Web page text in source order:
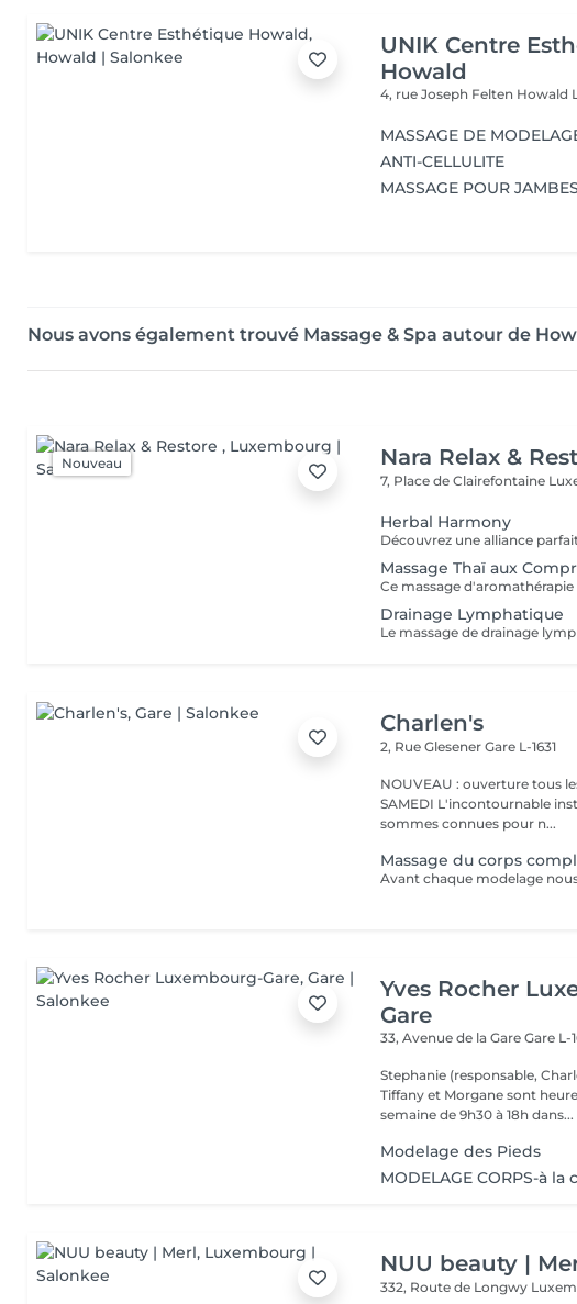
UNIK Centre
Howald
4, rue Joseph Felten Howald
MASSAGE DE
ANTI-CELLULITE
MASSAGE POUR
Nous avons également trouvé Massage & Spa autour de
Nouveau Nara Relax &
7, Place de Clairefontaine
Herbal Harmony
Massage Thaï aux
Drainage Lymphatique
Charlen's
2, Rue GlesenerGare L-1631
NOUVEAU : ouverture tous
SAMEDI L'incontournable institut de beauté à Luxembourg. Nous
sommes connues pour n...
Massage du corps
Yves Rocher
Gare
33, Avenue de la GareGare L-
Stephanie (responsable,
Tiffany et Morgane sont
semaine de 9h30 à 18h dans...
Modelage des Pieds
MODELAGE CORPS-à la
NUU beauty |
332, Route de Longwy